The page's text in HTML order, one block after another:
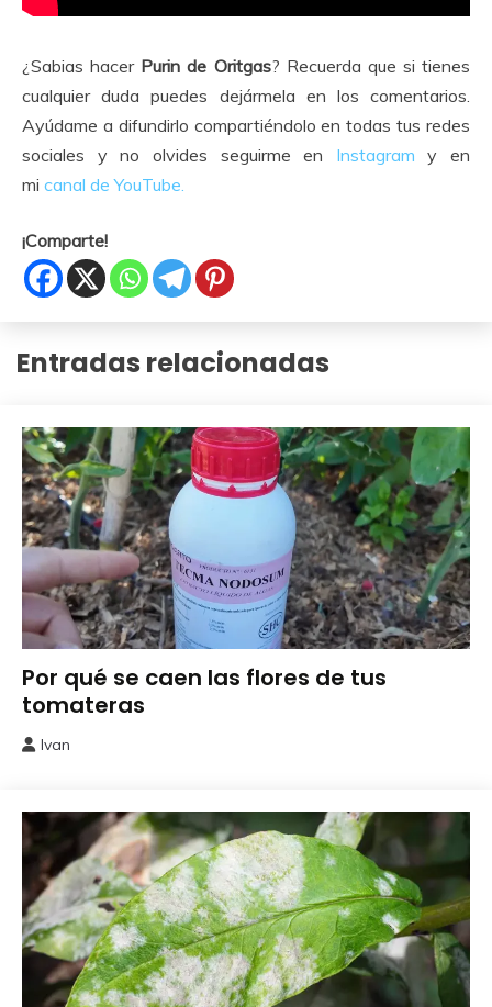
¿Sabias hacer Purin de Oritgas? Recuerda que si tienes
cualquier duda puedes dejármela en los comentarios.
Ayúdame a difundirlo compartiéndolo en todas tus redes
sociales y no olvides seguirme en Instagram y en
mi canal de YouTube.
¡Comparte!
Entradas relacionadas
Abonos y
Remedios
Por qué se caen las flores de tus
tomateras
2026
Ivan